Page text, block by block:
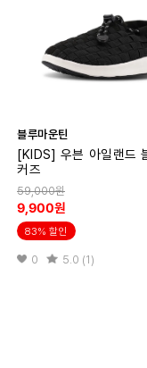
블루마운틴
[KIDS] 우븐 아일랜드
커즈
59,000원
9,900원
83% 할인
0 5.0 (1)